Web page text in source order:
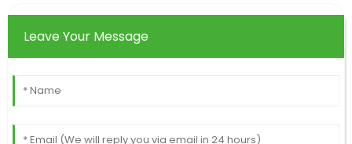
Leave Your Message